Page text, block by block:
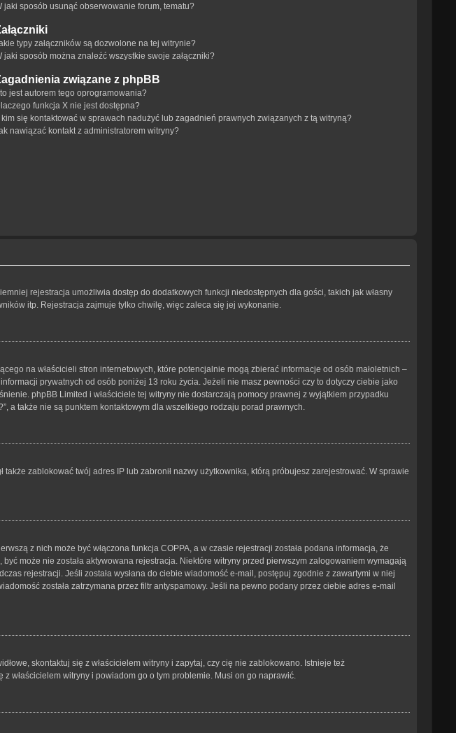
jaki sposób usunąć obserwowanie forum, tematu?
typy załączników są dozwolone na tej witrynie?
jaki sposób można znaleźć wszystkie swoje załączniki?
związane z phpBB
jest autorem tego oprogramowania?
funkcja X nie jest dostępna?
kim się kontaktować w sprawach nadużyć lub zagadnień prawnych związanych z tą witryną?
nawiązać kontakt z administratorem witryny?
rejestracja umożliwia dostęp do dodatkowych funkcji niedostępnych dla gości, takich jak własny
itp. Rejestracja zajmuje tylko chwilę, więc zaleca się jej wykonanie.
na właścicieli stron internetowych, które potencjalnie mogą zbierać informacje od osób małoletnich –
prywatnych od osób poniżej 13 roku życia. Jeżeli nie masz pewności czy to dotyczy ciebie jako
phpBB Limited i właściciele tej witryny nie dostarczają pomocy prawnej z wyjątkiem przypadku
a także nie są punktem kontaktowym dla wszelkiego rodzaju porad prawnych.
także zablokować twój adres IP lub zabronił nazwy użytkownika, którą próbujesz zarejestrować. W sprawie
z nich może być włączona funkcja COPPA, a w czasie rejestracji została podana informacja, że
może nie została aktywowana rejestracja. Niektóre witryny przed pierwszym zalogowaniem wymagają
rejestracji. Jeśli została wysłana do ciebie wiadomość e-mail, postępuj zgodnie z zawartymi w niej
została zatrzymana przez filtr antyspamowy. Jeśli na pewno podany przez ciebie adres e-mail
skontaktuj się z właścicielem witryny i zapytaj, czy cię nie zablokowano. Istnieje też
właścicielem witryny i powiadom go o tym problemie. Musi on go naprawić.